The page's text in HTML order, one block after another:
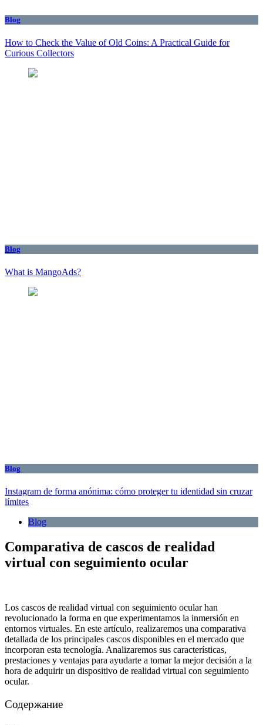
Blog
How to Check the Value of Old Coins: A Practical Guide for
Curious Collectors
Blog
What is MangoAds?
Blog
Instagram de forma anónima: cómo proteger tu identidad sin cruzar
límites
Blog
Comparativa de cascos de realidad
virtual con seguimiento ocular
Los cascos de realidad virtual con seguimiento ocular han
revolucionado la forma en que experimentamos la inmersión en
entornos virtuales. En este artículo, realizaremos una comparativa
detallada de los principales cascos disponibles en el mercado que
incorporan esta tecnología. Analizaremos sus características,
prestaciones y ventajas para ayudarte a tomar la mejor decisión a la
hora de adquirir un dispositivo de realidad virtual con seguimiento
ocular.
Содержание